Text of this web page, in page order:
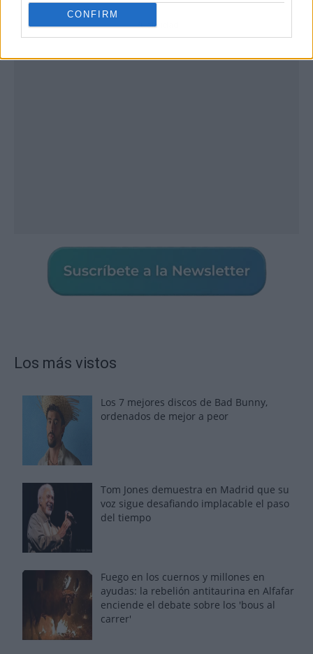
CONFIRM
Publicidad
Los más vistos
Los 7 mejores discos de Bad Bunny,
ordenados de mejor a peor
Tom Jones demuestra en Madrid que su
voz sigue desafiando implacable el paso
del tiempo
Fuego en los cuernos y millones en
ayudas: la rebelión antitaurina en Alfafar
enciende el debate sobre los 'bous al
carrer'